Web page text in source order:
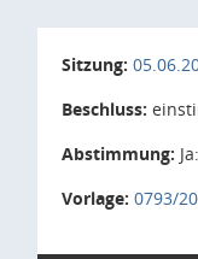
Sitzung:
Beschluss:
Abstimmung:
Vorlage: 0793/